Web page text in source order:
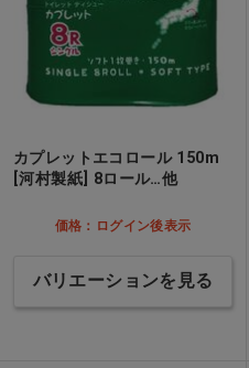
カプレットエコロール 150m
[河村製紙] 8ロール…他
価格：ログイン後表示
バリエーションを見る